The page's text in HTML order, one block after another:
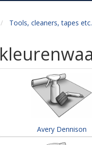
Tools, cleaners, tapes
Avery Dennison